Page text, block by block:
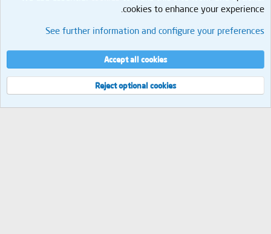
الأسرة والعلاقات
Cookies
العربية
إتصل بنا
الشروط والقوانين سياسة الخصوصية مساعدة الرئيسية
R
S
مجموع الإستعلامات 9 إجمالي الوقت
2.11MB
cookies to enhance your experience.
See further information and configure your preferences
Accept all cookies
Reject optional cookies